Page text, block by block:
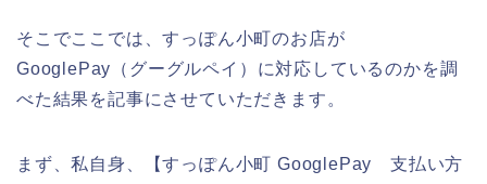
そこでここでは、すっぽん小町のお店が
GooglePay（グーグルペイ）に対応しているのかを調
べた結果を記事にさせていただきます。
まず、私自身、【すっぽん小町 GooglePay 支払い方